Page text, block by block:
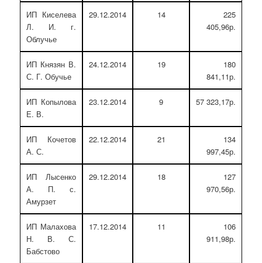
ИП Киселева
Л. И. г.
Облучье
29.12.2014 14
225
405,96р.
ИП Князян В.
С. Г. Обучье
24.12.2014 19
180
841,11р.
ИП Копылова
Е. В.
23.12.2014 9 57 323,17р.
ИП Кочетов
А. С.
22.12.2014 21
134
997,45р.
ИП Лысенко
А. П. с.
Амурзет
29.12.2014 18
127
970,56р.
ИП Малахова
Н. В. С.
Бабстово
17.12.2014 11
106
911,98р.